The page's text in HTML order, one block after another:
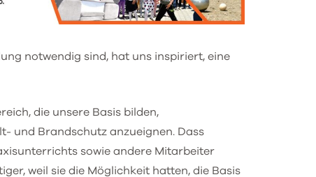
notwendig sind, hat uns inspiriert, eine
die unsere Basis bilden,
und Brandschutz anzueignen. Dass
sowie andere Mitarbeiter
weil sie die Möglichkeit hatten, die Basis